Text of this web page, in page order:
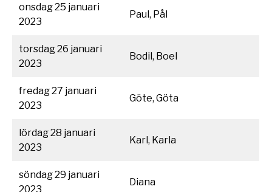
onsdag 25 januari
2023
Paul, Pål
torsdag 26 januari
2023
Bodil, Boel
fredag 27 januari
2023
Göte, Göta
lördag 28 januari
2023
Karl, Karla
söndag 29 januari
2023
Diana